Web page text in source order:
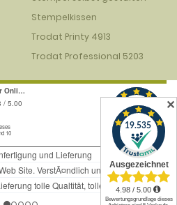
Stempelkissen
Trodat Printy 4913
Trodat Professional 5203
✕